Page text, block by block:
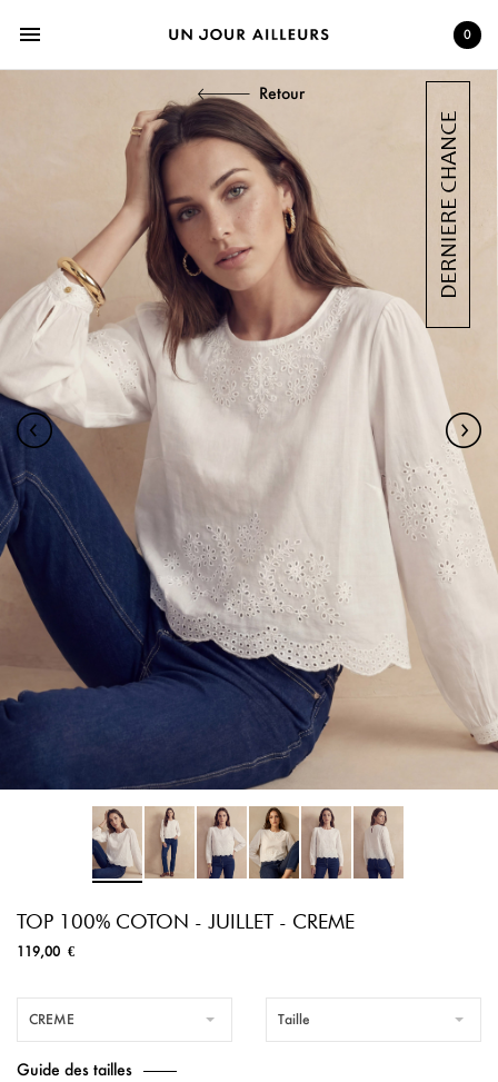
menu 0
Retour
TOP 100% COTON - JUILLET - CREME
119,00 €
CREME Taille
Guide des tailles